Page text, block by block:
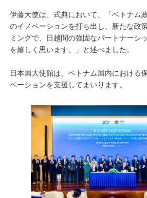
伊藤大使は、式典において、「ベトナム
のイノベーションを打ち出し、新たな政
ミングで、日越間の強固なパートナーシ
を嬉しく思います。」と述べました。
日本国大使館は、ベトナム国内における
ベーションを支援してまいります。